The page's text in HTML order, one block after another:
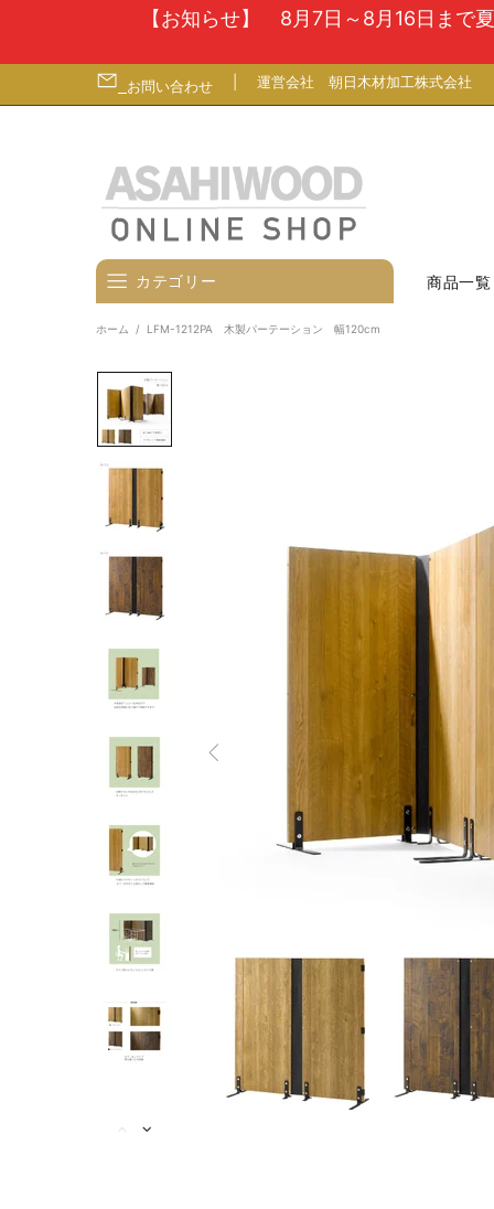
【お知らせ】 8月7日～8月16日まで
お問い合わせ 運営会社 朝日木材加工株式会社
カテゴリー
壁寄せテレビスタンド
テレビ台
テレビ（ディスプレイ）壁掛金
具
オーディオラック
収納家具
テーブル
チェア
ソファ
インテリア家具・その他
オフィス・店舗向けアイテム
クリアランスセール
検索
商品一覧
ホーム LFM-1212PA 木製パーテーション 幅120cm